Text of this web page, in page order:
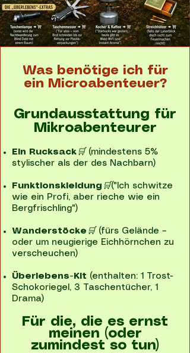
Was benötige ich für
ein Microabenteuer?
Grundausstattung für
Mikroabenteurer
Ein Rucksack 🛒 (mindestens 5%
stylischer als der des Nachbarn)
Funktionskleidung 🛒("Ich schwitze
wie ein Profi, aber rieche wie ein
Bergfrischling")
Wanderstöcke 🛒 (fürs Gelände –
oder um neugierige Eichhörnchen zu
verscheuchen)
Überlebens-Kit (enthalten: 1 Trost-
Schokoriegel, 3 Taschentücher, 1
Drama)
Für die, die es ernst
meinen (oder
zumindest so tun)